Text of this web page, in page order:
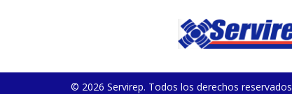
© 2026 Servirep. Todos los derechos